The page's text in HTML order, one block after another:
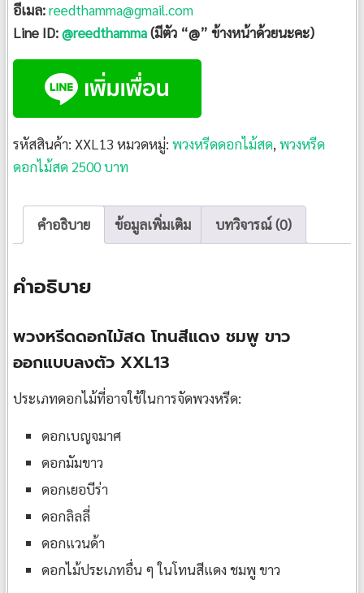
อีเมล:reedthamma@gmail.com
Line ID:@reedthamma(มีตัว “@” ข้างหน้าด้วยนะคะ)
รหัสสินค้า: XXL13 หมวดหมู่: พวงหรีดดอกไม้สด, พวงหรีด
ดอกไม้สด 2500 บาท
คำอธิบาย ข้อมูลเพิ่มเติม บทวิจารณ์ (0)
คำอธิบาย
พวงหรีดดอกไม้สด โทนสีแดง ชมพู ขาว
ออกแบบลงตัว XXL13
ประเภทดอกไม้ที่อาจใช้ในการจัดพวงหรีด:
ดอกเบญจมาศ
ดอกมัมขาว
ดอกเยอบีร่า
ดอกลิลลี่
ดอกแวนด้า
ดอกไม้ประเภทอื่น ๆ ในโทนสีแดง ชมพู ขาว